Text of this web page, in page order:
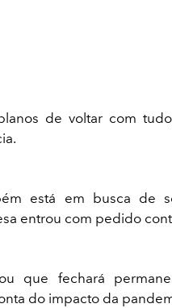
de voltar com
está em busca de
entrou com pedido
que fechará
do impacto da